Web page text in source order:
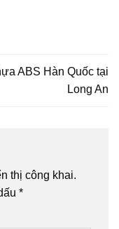
ABS Hàn Quốc tại
Long An
thị công khai.
*